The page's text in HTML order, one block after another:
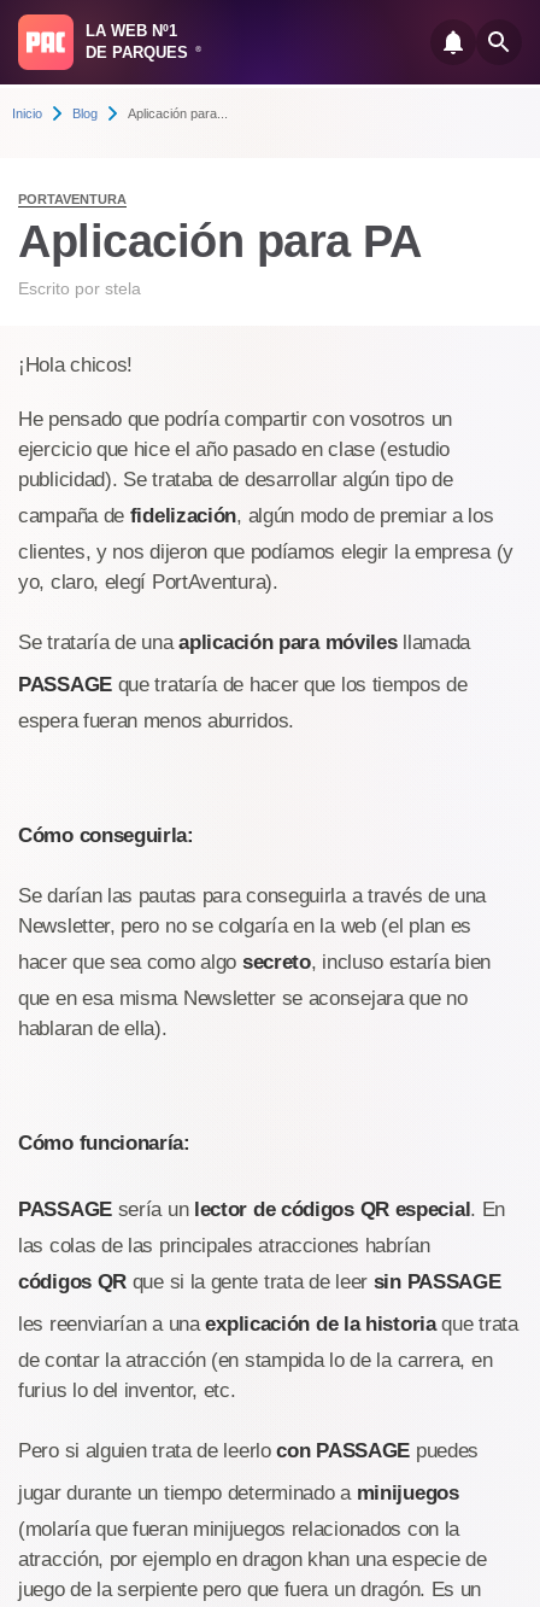
LA WEB Nº1
DE PARQUES
®
Inicio Blog Aplicación para...
PORTAVENTURA
Aplicación para PA
Escrito por stela
¡Hola chicos!
He pensado que podría compartir con vosotros un
ejercicio que hice el año pasado en clase (estudio
publicidad). Se trataba de desarrollar algún tipo de
campaña de fidelización, algún modo de premiar a los
clientes, y nos dijeron que podíamos elegir la empresa (y
yo, claro, elegí PortAventura).
Se trataría de unaaplicación para móvilesllamada
PASSAGEque trataría de hacer que los tiempos de
espera fueran menos aburridos.
Cómo conseguirla:
Se darían las pautas para conseguirla a través de una
Newsletter, pero no se colgaría en la web (el plan es
hacer que sea como algo secreto, incluso estaría bien
que en esa misma Newsletter se aconsejara que no
hablaran de ella).
Cómo funcionaría:
PASSAGEsería un lector de códigos QR especial. En
las colas de las principales atracciones habrían
códigos QR que si la gente trata de leer sin PASSAGE
les reenviarían a unaexplicación de la historiaque trata
de contar la atracción (en stampida lo de la carrera, en
furius lo del inventor, etc.
Pero si alguien trata de leerlocon PASSAGE puedes
jugar durante un tiempo determinado a minijuegos
(molaría que fueran minijuegos relacionados con la
atracción, por ejemplo en dragon khan una especie de
juego de la serpiente pero que fuera un dragón. Es un